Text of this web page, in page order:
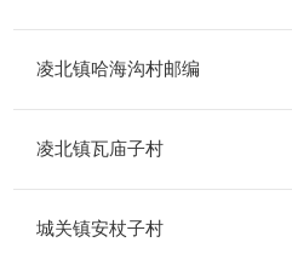
凌北镇哈海沟村邮编
凌北镇瓦庙子村
城关镇安杖子村